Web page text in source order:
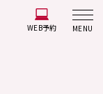
WEB予約 MENU